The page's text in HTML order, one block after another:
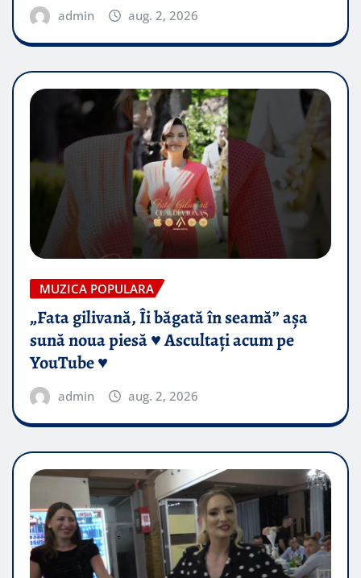
admin aug. 2, 2026
MUZICA POPULARA
„Fata gilivană, Îi băgată în seamă” așa
sună noua piesă ♥️ Ascultați acum pe
YouTube ♥️
admin aug. 2, 2026